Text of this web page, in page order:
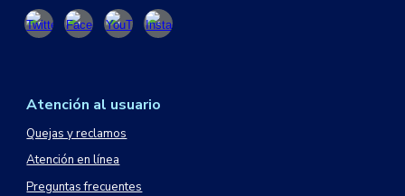
Atención al usuario
Quejas y reclamos
Atención en línea
Preguntas frecuentes